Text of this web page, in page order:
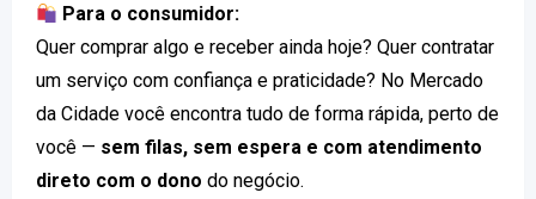
Para o consumidor:
Quer comprar algo e receber ainda hoje? Quer contratar
um serviço com confiança e praticidade? No Mercado
da Cidade você encontra tudo de forma rápida, perto de
você — sem filas, sem espera e com atendimento
direto com o dono do negócio.